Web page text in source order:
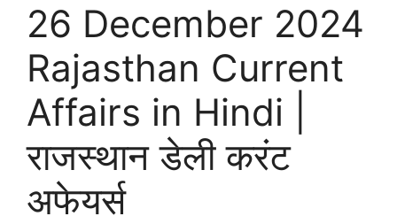
26 December 2024
Rajasthan Current
Affairs in Hindi |
राजस्थान डेली करंट
अफेयर्स